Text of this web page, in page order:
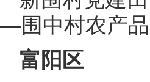
—围中村农产
富阳区